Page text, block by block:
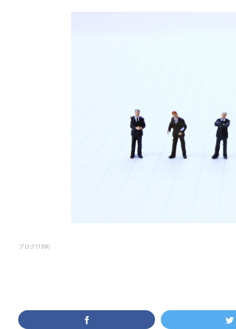
ブログ(159)